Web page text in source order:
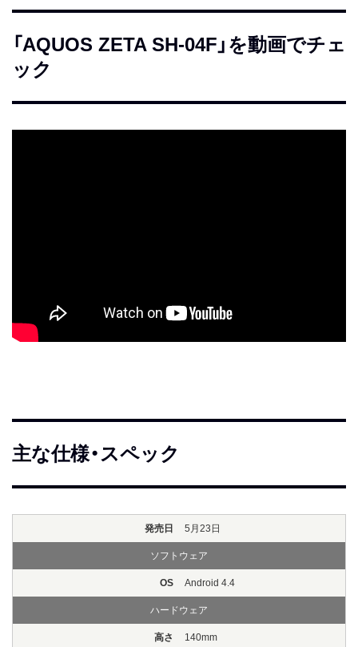
「AQUOS ZETA SH-04F」を動画でチェ
ック
主な仕様・スペック
発売日 5月23日
ソフトウェア
OS Android 4.4
ハードウェア
高さ 140mm